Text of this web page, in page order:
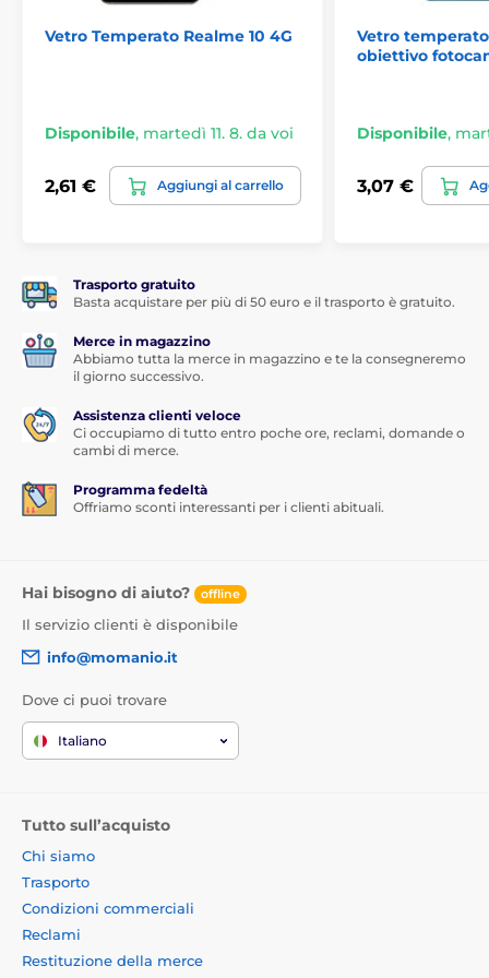
Vetro Temperato Realme 10 4G
Disponibile, martedì 11. 8. da voi
2,61 € Aggiungi al carrello
Vetro
obiettivo
Disponibile,
3,07 €
Trasporto gratuito
Basta acquistare per più di 50 euro e il trasporto è gratuito.
Merce in magazzino
Abbiamo tutta la merce in magazzino e te la consegneremo
il giorno successivo.
Assistenza clienti veloce
Ci occupiamo di tutto entro poche ore, reclami, domande o
cambi di merce.
Programma fedeltà
Offriamo sconti interessanti per i clienti abituali.
Hai bisogno di aiuto? offline
Il servizio clienti è disponibile
info@momanio.it
Dove ci puoi trovare
Italiano
Tutto sull’acquisto
Chi siamo
Trasporto
Condizioni commerciali
Reclami
Restituzione della merce